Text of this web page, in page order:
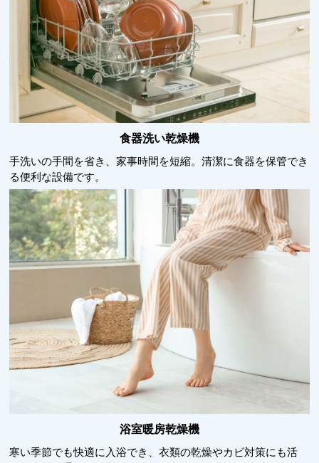
食器洗い乾燥機
手洗いの手間を省き、家事時間を短縮。清潔に食器を保管でき
る便利な設備です。
浴室暖房乾燥機
寒い季節でも快適に入浴でき、衣類の乾燥やカビ対策にも活